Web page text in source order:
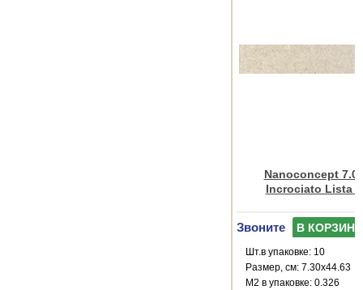
Nanoconcept 7.0
Incrociato Lista
Звоните В КОРЗИНУ
Шт.в упаковке: 10
Размер, см: 7.30x44.63
М2 в упаковке: 0.326